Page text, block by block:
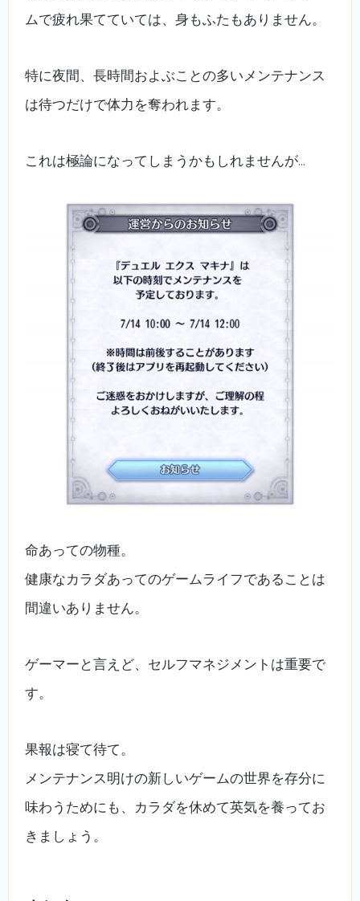
ムで疲れ果てていては、身もふたもありません。
特に夜間、長時間およぶことの多いメンテナンス
は待つだけで体力を奪われます。
これは極論になってしまうかもしれませんが…
命あっての物種。
健康なカラダあってのゲームライフであることは
間違いありません。
ゲーマーと言えど、セルフマネジメントは重要で
す。
果報は寝て待て。
メンテナンス明けの新しいゲームの世界を存分に
味わうためにも、カラダを休めて英気を養ってお
きましょう。